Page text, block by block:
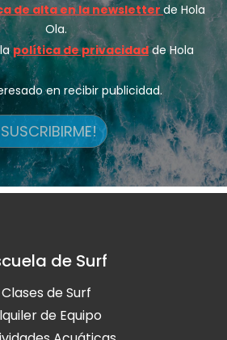
de alta en la newsletterde Hola
Ola.
lapolítica de privacidadde Hola
en recibir publicidad.
de Surf
Clases de Surf
de Equipo